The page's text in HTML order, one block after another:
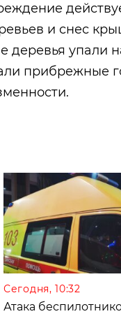
и снес
деревья упали
прибрежные
Сегодня, 10:32
Атака